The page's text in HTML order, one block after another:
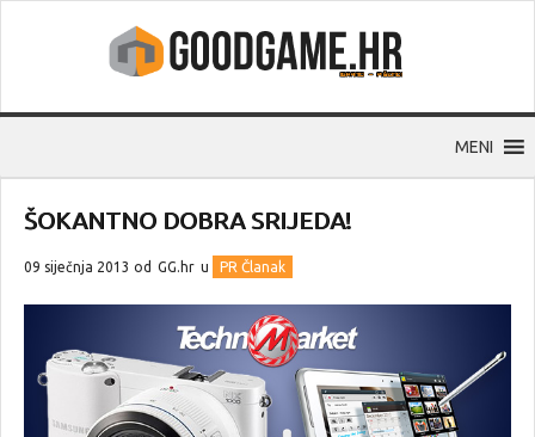
MENI
ŠOKANTNO DOBRA SRIJEDA!
09 siječnja 2013 od GG.hr u PR Članak